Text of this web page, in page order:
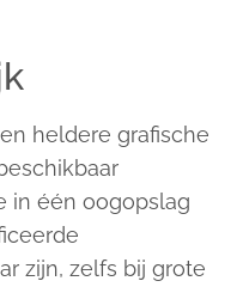
heldere grafische
in één oogopslag
zijn, zelfs bij grote